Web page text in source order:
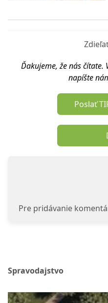
Ďakujeme, že nás čítate.
napíšte
Poslať
Pre pridávanie
Spravodajstvo